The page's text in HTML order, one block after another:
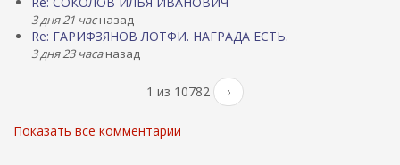
3 дня 21 часназад
Re: ГАРИФЗЯНОВ ЛОТФИ. НАГРАДА ЕСТЬ.
3 дня 23 часаназад
1 из 10782 ›
Показать все комментарии